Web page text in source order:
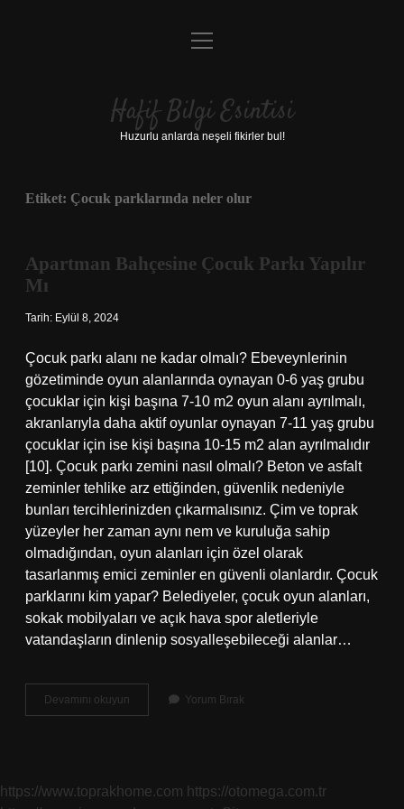
Anasayfa
Yasal Uyarı
menüyü
Hafif Bilgi Esintisi
Huzurlu anlarda neşeli fikirler bul!
Etiket: Çocuk parklarında neler olur
Apartman Bahçesine Çocuk Parkı Yapılır
Mı
Tarih: Eylül 8, 2024
Çocuk parkı alanı ne kadar olmalı? Ebeveynlerinin
gözetiminde oyun alanlarında oynayan 0-6 yaş grubu
çocuklar için kişi başına 7-10 m2 oyun alanı ayrılmalı,
akranlarıyla daha aktif oyunlar oynayan 7-11 yaş grubu
çocuklar için ise kişi başına 10-15 m2 alan ayrılmalıdır
[10]. Çocuk parkı zemini nasıl olmalı? Beton ve asfalt
zeminler tehlike arz ettiğinden, güvenlik nedeniyle
bunları tercihlerinizden çıkarmalısınız. Çim ve toprak
yüzeyler her zaman aynı nem ve kuruluğa sahip
olmadığından, oyun alanları için özel olarak
tasarlanmış emici zeminler en güvenli olanlardır. Çocuk
parklarını kim yapar? Belediyeler, çocuk oyun alanları,
sokak mobilyaları ve açık hava spor aletleriyle
vatandaşların dinlenip sosyalleşebileceği alanlar…
Devamını okuyun Apartman
Bahçesine
Yorum Bırak
https://www.toprakhome.com https://otomega.com.tr